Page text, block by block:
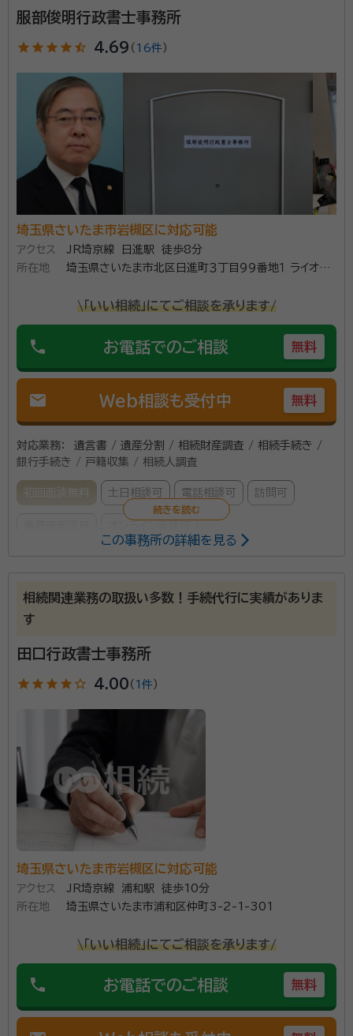
服部俊明行政書士事務所
star star star star star_half 4.69 （ 16件 ）
埼玉県さいたま市岩槻区に対応可能
アクセス
JR埼京線 日進駅 徒歩8分
所在地
埼玉県さいたま市北区日進町３丁目９９番地１ ライオン
\「いい相続」にてご相談を承ります/
phone お電話でのご相談 無料
mail Web相談も受付中 無料
対応業務：
遺言書 / 遺産分割 / 相続財産調査 / 相続手続き /
銀行手続き / 戸籍収集 / 相続人調査
初回面談無料 土日相談可 電話相談可 訪問可
服部 俊明（はっとり としあき）
特定行政書士、申請取次行政書
（現：さいたま市大宮区）に移り住み、私立巣鴨高等学校、法政大学にて学
び、会社勤務（株式会社そごう、日清食品ホールディングス株式会社）を経
も取得しました。 会社勤務では、財務経理、総務、マーケティングなどの部
参考になりました。 日清食品の財務経理部では、明星食品やニッキーフー
ズのM&Aに携わりました。 その後、JR東日本との電子乗車券（SUICA)
による業務提携を行い、併せて経費精算システムのビジネスモデル特許も
取得しました。 現在は、さいたま市にて相続手続・遺言原案作成、在留資
格申請取次、会計記帳の行政書士事務所を運営しております。 社会福祉
法人 真宏会 まみ保育園 監事。 埼玉県行政書士会大宮支部 理事。
事務所口コミ（抜粋）：
紹介依頼してその日のうち電話連絡頂き自宅まで来て頂きました。こち
らの状況を親身になって聞いて頂き、対応方法なども分かりやすく例を
挙げて説明して頂きました。見積もり表など提示して頂いたので即刻依
頼する事に決めました。
契約後の感想
契約後も対応状況など電話及びメールにて報告頂き安心してお任せ出来
相続は、悲しみの中で始まります。 最初は、何をどうす
ればよいのか分からない事だらけかもしれません。 しか
けません。そんな時に、お客様に寄り添い、その疑問やお
おります。 何をどのようにしたいのか、それをお伝えい
ただければ、そのための手段や方法を考え、お伝えし、
一緒にその悩みを解決していけると思っております。
資格等：
所属団体：
この事務所の詳細を見る
相続関連業務の取扱い多数！手続代行に実績がありま
す
田口行政書士事務所
star star star star star_outline 4.00 （ 1件 ）
埼玉県さいたま市岩槻区に対応可能
アクセス
JR埼京線 浦和駅 徒歩10分
所在地
埼玉県さいたま市浦和区仲町3-2-1-301
\「いい相続」にてご相談を承ります/
phone お電話でのご相談 無料